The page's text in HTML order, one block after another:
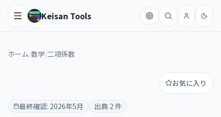
Keisan Tools
ホーム/数学/二項係数
お気に入り
最終確認: 2026年5月 出典 2 件